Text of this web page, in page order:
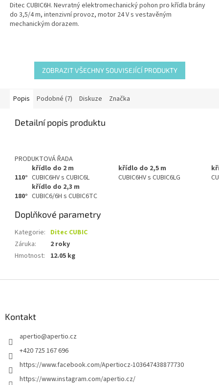
Ditec CUBIC6H. Nevratný elektromechanický pohon pro křídla brány
do 3,5/4 m, intenzivní provoz, motor 24 V s vestavěným
mechanickým dorazem.
ZOBRAZIT VŠECHNY SOUVISEJÍCÍ PRODUKTY
Popis Podobné (7) Diskuze Značka
Detailní popis produktu
PRODUKTOVÁ ŘADA
křídlo do 2 m
křídlo do 2,5 m
110° CUBIC6HV s CUBIC6L CUBIC6HV s CUBIC6LG
křídlo do 2,3 m
180° CUBIC6/6H s CUBIC6TC
Doplňkové parametry
Kategorie: Ditec CUBIC
Záruka:
2 roky
Hmotnost: 12.05 kg
Kontakt
apertio@apertio.cz
+420 725 167 696
https://www.facebook.com/Apertiocz-103647438877730
https://www.instagram.com/apertio.cz/